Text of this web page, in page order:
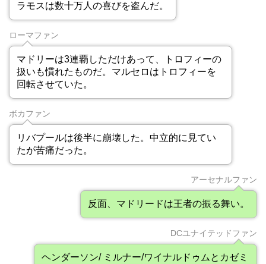
ラモスは数十万人の喜びを盗んだ。
ローマファン
マドリーは3連覇しただけあって、トロフィーの
扱いも慣れたものだ。マルセロはトロフィーを
回転させていた。
ボカファン
リバプールは後半に崩壊した。中立的に見てい
たが苦痛だった。
アーセナルファン
反面、マドリードは王者の振る舞い。
DCユナイテッドファン
ヘンダーソン/ ミルナー/ワイナルドゥムとカゼミ